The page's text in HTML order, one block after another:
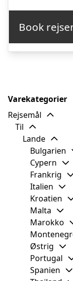
Book
Varekategorier
Rejsemål
Til
Lande
Bulgarien
Cypern
Frankrig
Italien
Kroatien
Malta
Marokko
Østrig
Portugal
Spanien